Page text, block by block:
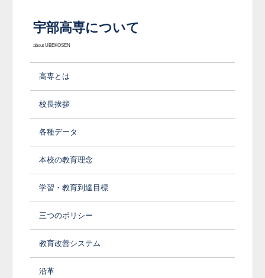
宇部高専について
about UBEKOSEN
高専とは
校長挨拶
各種データ
本校の教育理念
学習・教育到達目標
三つのポリシー
教育改善システム
沿革